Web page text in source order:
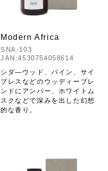
Modern Africa
SNA-103
JAN:4530754058614
シダ―ウッド、パイン、サイ
プレスなどのウッディーブレ
ンドにアンバー、ホワイトム
スクなどで深みを出した幻想
的な香り。